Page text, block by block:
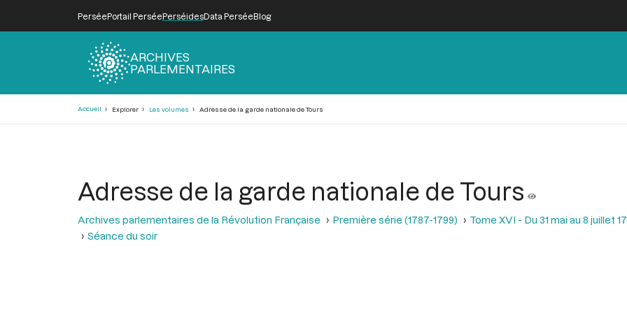
PerséePortail PerséePerséidesData PerséeBlog
ARCHIVES
PARLEMENTAIRES
Accueil Explorer Les volumes Adresse de la garde nationale de Tours
Adresse de la garde nationale de Tours
Archives parlementaires de la Révolution Française Première série (1787-1799) Tome XVI - Du 31 mai au 8 juillet
Séance du soir